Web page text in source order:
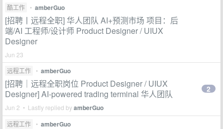
酷工作 • amberGuo
[招聘丨远程全职] 华人团队 AI+预测市场 项目：后
端/AI 工程师/设计师 Product Designer / UIUX
Designer
Jun 23
远程工作
• amberGuo
[招聘｜远程全职岗位 Product Designer / UIUX
Designer] AI-powered trading terminal 华人团队
Jun 2 • Lastly replied byamberGuo
2
远程工作 • amberGuo